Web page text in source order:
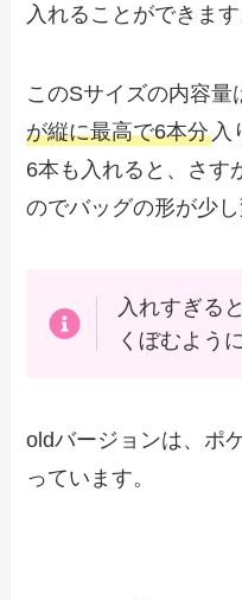
入れることができます
このSサイズの内容量
が縦に最高で6本分入
6本も入れると、さす
のでバッグの形が少
入れすぎる
くぼむよう
oldバージョンは、ポ
っています。